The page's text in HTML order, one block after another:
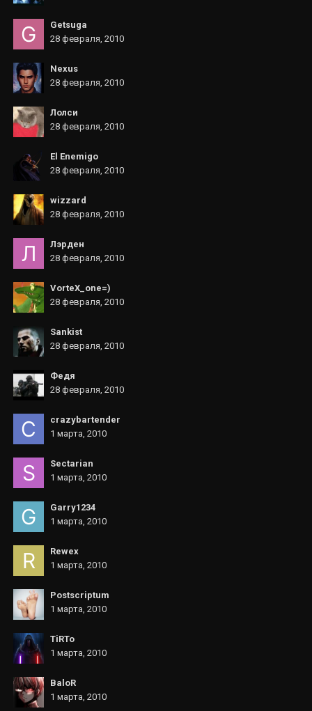
Getsuga
28 февраля, 2010
Nexus
28 февраля, 2010
Лолси
28 февраля, 2010
El Enemigo
28 февраля, 2010
wizzard
28 февраля, 2010
Лэрден
28 февраля, 2010
VorteX_one=)
28 февраля, 2010
Sankist
28 февраля, 2010
Федя
28 февраля, 2010
crazybartender
1 марта, 2010
Sectarian
1 марта, 2010
Garry1234
1 марта, 2010
Rewex
1 марта, 2010
Postscriptum
1 марта, 2010
TiRTo
1 марта, 2010
BaloR
1 марта, 2010